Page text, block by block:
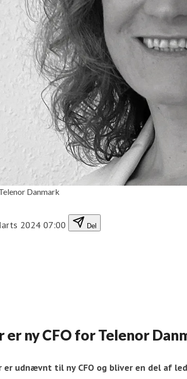
Danmark
2024 07:00 Del
er ny CFO for Telenor
er udnævnt til ny CFO og bliver en del af